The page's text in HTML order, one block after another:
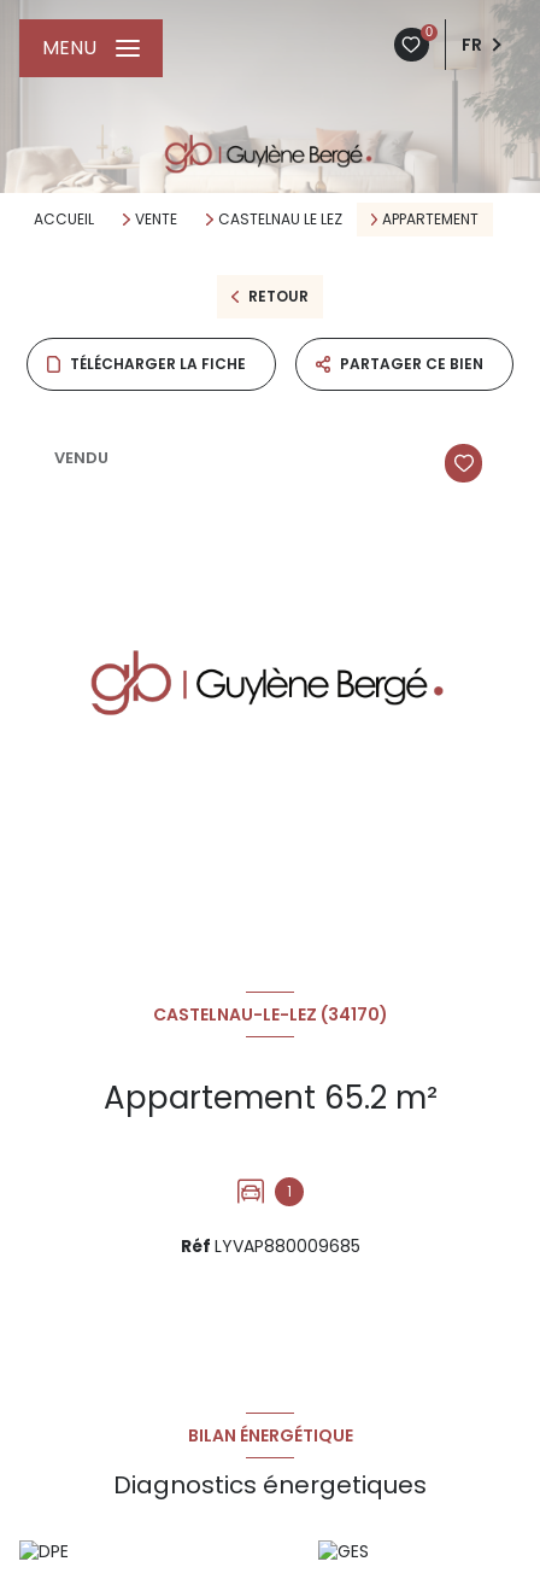
0
FR
MENU
ACCUEIL VENTE CASTELNAU LE LEZ APPARTEMENT
RETOUR
TÉLÉCHARGER LA FICHE PARTAGER CE BIEN
VENDU
CASTELNAU-LE-LEZ (34170)
Appartement 65.2 m²
1
Réf LYVAP880009685
BILAN ÉNERGÉTIQUE
Diagnostics énergetiques